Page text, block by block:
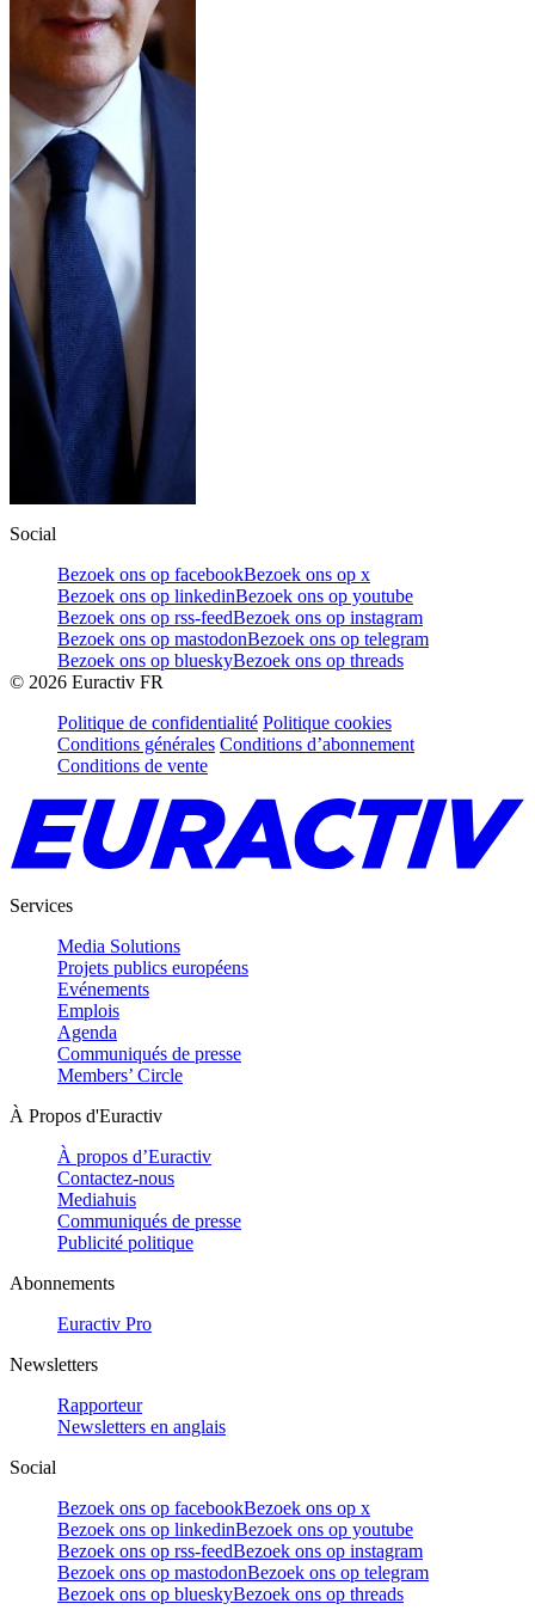
Social
Bezoek ons op facebookBezoek ons op x
Bezoek ons op linkedinBezoek ons op youtube
Bezoek ons op rss-feedBezoek ons op instagram
Bezoek ons op mastodonBezoek ons op telegram
Bezoek ons op blueskyBezoek ons op threads
© 2026 Euractiv FR
Politique de confidentialité Politique cookies
Conditions générales Conditions d’abonnement
Conditions de vente
Services
Media Solutions
Projets publics européens
Evénements
Emplois
Agenda
Communiqués de presse
Members’ Circle
À Propos d'Euractiv
À propos d’Euractiv
Contactez-nous
Mediahuis
Communiqués de presse
Publicité politique
Abonnements
Euractiv Pro
Newsletters
Rapporteur
Newsletters en anglais
Social
Bezoek ons op facebookBezoek ons op x
Bezoek ons op linkedinBezoek ons op youtube
Bezoek ons op rss-feedBezoek ons op instagram
Bezoek ons op mastodonBezoek ons op telegram
Bezoek ons op blueskyBezoek ons op threads